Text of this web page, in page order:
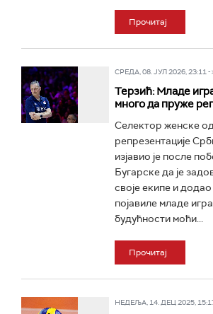
Прочитај
СРЕДА, 08. ЈУЛ 2026, 23:11 -
Терзић: Младе
много да пруже
Селектор женске
репрезентације
изјавио је после
Бугарске да је
своје екипе и
појавиле младе
будућности моћи...
Прочитај
НЕДЕЉА, 14. ДЕЦ 2025,